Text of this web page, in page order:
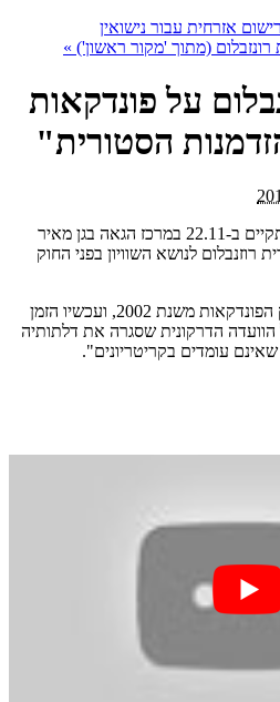
אזרחית עבור נישואין
(מתוך 'מקור ראשון') »
על פונדקאות
הסטורית"
בכנס ראשון מסוגו בישראל שהתקיים ב-22.11 במרכז הגאה בגן מאיר
לנושא השוויון בפני החוק
""אנחנו מנסים ליצור שינוי בחוק הפונדקאות משנת 2002, ועכשיו הזמן
הדרקונית שסגרה את דלתותיה
עומדים בקריטריונים".